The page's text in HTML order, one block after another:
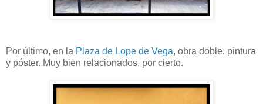
Por último, en la Plaza de Lope de Vega, obra doble: pintura
y póster. Muy bien relacionados, por cierto.